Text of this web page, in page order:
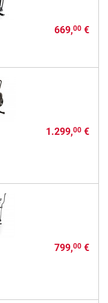
669,00€
1.299,00€
799,00€